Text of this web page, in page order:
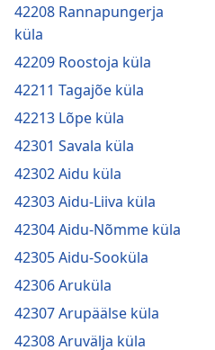
42208 Rannapungerja
küla
42209 Roostoja küla
42211 Tagajõe küla
42213 Lõpe küla
42301 Savala küla
42302 Aidu küla
42303 Aidu-Liiva küla
42304 Aidu-Nõmme küla
42305 Aidu-Sooküla
42306 Aruküla
42307 Arupäälse küla
42308 Aruvälja küla